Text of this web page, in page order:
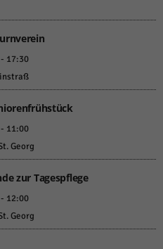
17:30
11:00
Georg
zur Tagespflege
12:00
Georg